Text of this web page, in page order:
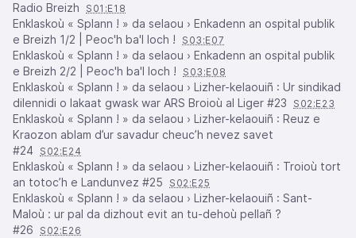
Radio Breizh
S01:E18
Enklaskoù « Splann ! » da selaou › Enkadenn an ospital publik
e Breizh 1/2 | Peoc'h ba'l loch !
S03:E07
Enklaskoù « Splann ! » da selaou › Enkadenn an ospital publik
e Breizh 2/2 | Peoc'h ba'l loch !
S03:E08
Enklaskoù « Splann ! » da selaou › Lizher-kelaouiñ : Ur sindikad
dilennidi o lakaat gwask war ARS Broioù al Liger #23
S02:E23
Enklaskoù « Splann ! » da selaou › Lizher-kelaouiñ : Reuz e
Kraozon ablam d’ur savadur cheuc’h nevez savet
#24
S02:E24
Enklaskoù « Splann ! » da selaou › Lizher-kelaouiñ : Troioù tort
an totoc’h e Landunvez #25
S02:E25
Enklaskoù « Splann ! » da selaou › Lizher-kelaouiñ : Sant-
Maloù : ur pal da dizhout evit an tu-dehoù pellañ ?
#26
S02:E26